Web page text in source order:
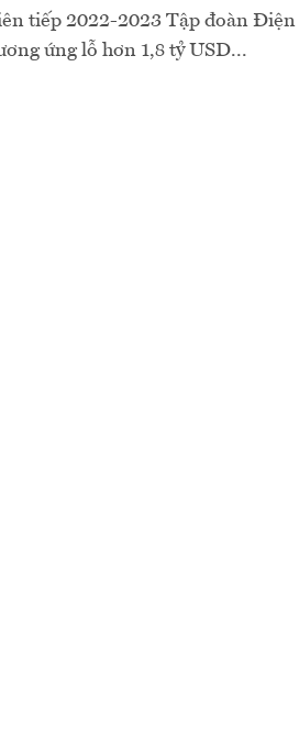
tiếp 2022-2023 Tập đoàn
ứng lỗ hơn 1,8 tỷ USD...